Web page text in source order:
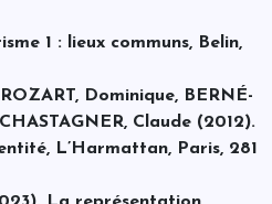
1 : lieux communs, Belin,
Dominique, BERNÉ-
Claude (2012).
L’Harmattan, Paris, 281